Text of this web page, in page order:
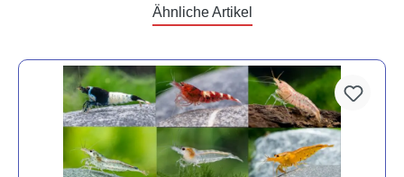
Ähnliche Artikel